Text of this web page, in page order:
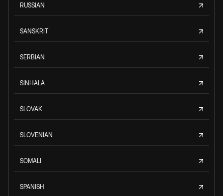
RUSSIAN
SANSKRIT
SERBIAN
SINHALA
SLOVAK
SLOVENIAN
SOMALI
SPANISH